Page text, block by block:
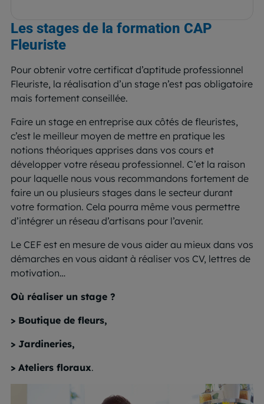
Les stages de la formation CAP
Fleuriste
Pour obtenir votre certificat d’aptitude professionnel
Fleuriste, la réalisation d’un stage n’est pas obligatoire
mais fortement conseillée.
Faire un stage en entreprise aux côtés de fleuristes,
c’est le meilleur moyen de mettre en pratique les
notions théoriques apprises dans vos cours et
développer votre réseau professionnel. C’et la raison
pour laquelle nous vous recommandons fortement de
faire un ou plusieurs stages dans le secteur durant
votre formation. Cela pourra même vous permettre
d’intégrer un réseau d’artisans pour l’avenir.
Le CEF est en mesure de vous aider au mieux dans vos
démarches en vous aidant à réaliser vos CV, lettres de
motivation…
Où réaliser un stage ?
> Boutique de fleurs,
> Jardineries,
> Ateliers floraux.